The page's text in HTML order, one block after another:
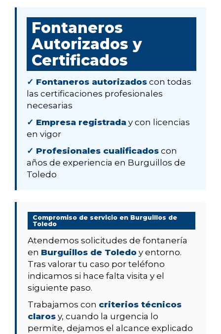
Fontaneros
Autorizados y
Certificados
✓ Fontaneros autorizados con todas
las certificaciones profesionales
necesarias
✓ Empresa registrada y con licencias
en vigor
✓ Profesionales cualificados con
años de experiencia en Burguillos de
Toledo
Compromiso de servicio en Burguillos de
Toledo
Atendemos solicitudes de fontanería
en Burguillos de Toledo y entorno.
Tras valorar tu caso por teléfono
indicamos si hace falta visita y el
siguiente paso.
Trabajamos con criterios técnicos
claros y, cuando la urgencia lo
permite, dejamos el alcance explicado